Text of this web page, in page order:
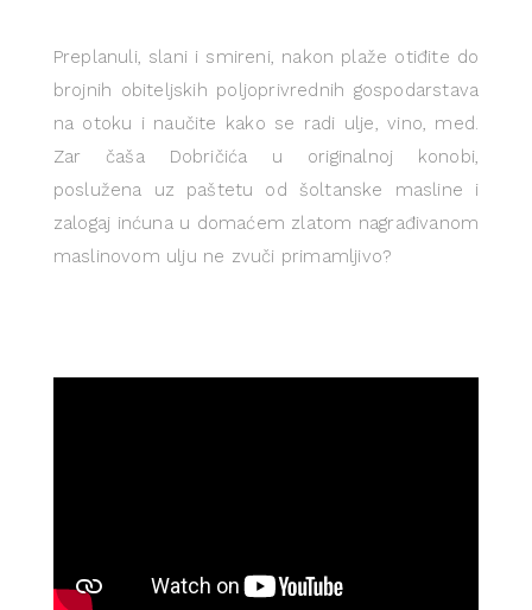
Preplanuli, slani i smireni, nakon plaže otiđite do
brojnih obiteljskih poljoprivrednih gospodarstava
na otoku i naučite kako se radi ulje, vino, med.
Zar čaša Dobričića u originalnoj konobi,
poslužena uz paštetu od šoltanske masline i
zalogaj inćuna u domaćem zlatom nagrađivanom
maslinovom ulju ne zvuči primamljivo?